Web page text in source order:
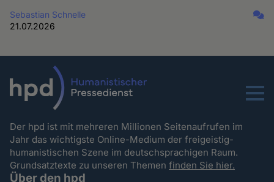
Sebastian Schnelle
21.07.2026
Menu
Der hpd ist mit mehreren Millionen Seitenaufrufen im
Jahr das wichtigste Online-Medium der freigeistig-
humanistischen Szene im deutschsprachigen Raum.
Grundsatztexte zu unseren Themenfinden Sie hier.
Über den hpd